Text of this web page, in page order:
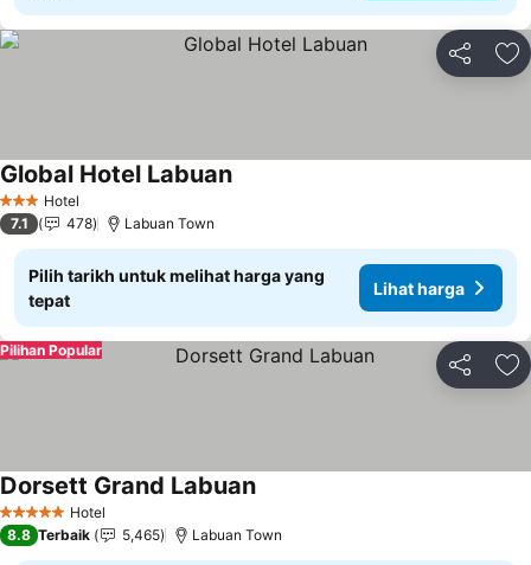
Kongsi
3 BintangHotel
Global Hotel LabuanLihat harga
7.1 478 Labuan Town
Pilih tarikh untuk melihat harga yang
tepat
Lihat harga
Kongsi
Pilihan Popular
5 Bintang Hotel
Dorsett Grand LabuanLihat harga
8.8 Terbaik 5,465 Labuan Town